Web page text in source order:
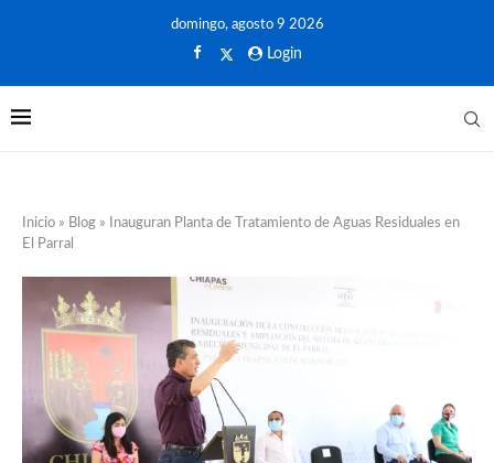
domingo, agosto 9 2026
Login
Inicio » Blog »
Inauguran Planta de Tratamiento de Aguas Residuales en
El Parral